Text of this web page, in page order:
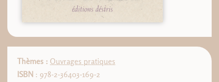
Thèmes : Ouvrages pratiques
ISBN : 978-2-36403-169-2